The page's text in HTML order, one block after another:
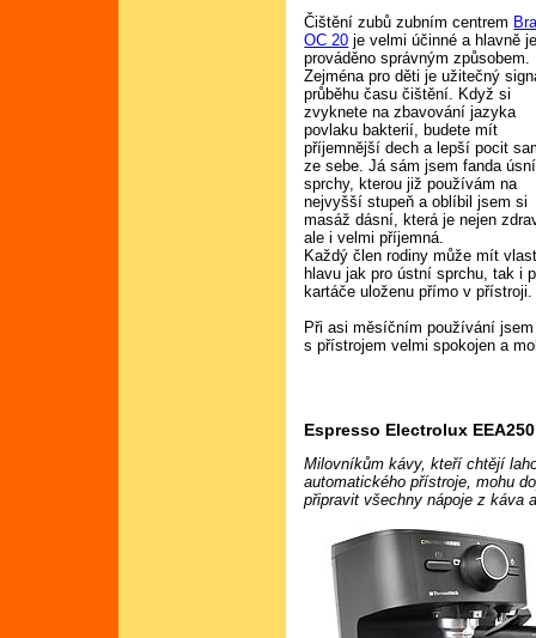
Čištění zubů zubním centrem
OC 20 je velmi účinné a hlavně
prováděno správným způsobem.
Zejména pro děti je užitečný
průběhu času čištění. Když si
zvyknete na zbavování jazyka
povlaku bakterií, budete mít
příjemnější dech a lepší pocit
ze sebe. Já sám jsem fanda úsní
sprchy, kterou již používám na
nejvyšší stupeň a oblíbil jsem si
masáž dásní, která je nejen
ale i velmi příjemná.
Každý člen rodiny může mít
hlavu jak pro ústní sprchu, tak i
kartáče uloženu přímo v přístroji.
Při asi měsíčním používání
s přístrojem velmi spokojen a
Espresso Electrolux EEA250
Milovníkům kávy, kteří chtějí
automatického přístroje, mohu
připravit všechny nápoje z káva